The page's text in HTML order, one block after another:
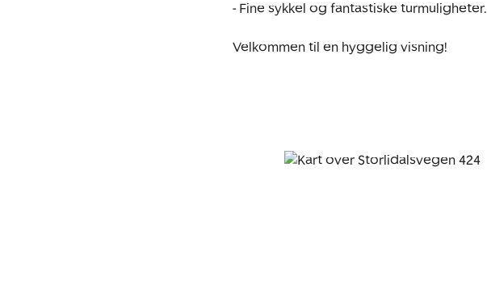
- Fine sykkel og fantastiske turmuligheter.
Velkommen til en hyggelig visning!